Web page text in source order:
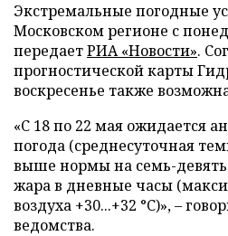
Экстремальные погодные
Московском регионе с
передаетРИА «Новости».
прогностической карты
воскресенье также
«С 18 по 22 мая ожидается
погода (среднесуточная
выше нормы на семь-девять
жара в дневные часы
воздуха +30...+32 °C)», –
ведомства.